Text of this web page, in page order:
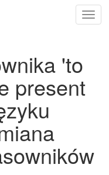
'to
present